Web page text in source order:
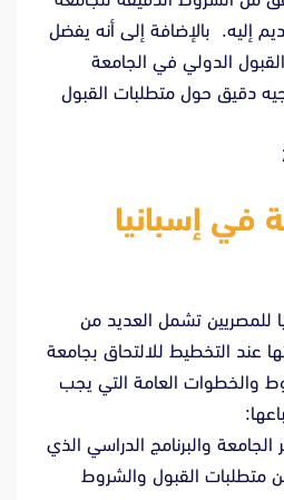
إليه. بالإضافة إلى أنه يفضل
الدولي في الجامعة
دقيق حول متطلبات القبول
في إسبانيا
للمصريين تشمل العديد من
عند التخطيط للالتحاق بجامعة
والخطوات العامة التي يجب
الجامعة والبرنامج الدراسي الذي
متطلبات القبول والشروط